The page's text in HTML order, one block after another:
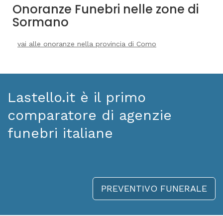
Onoranze Funebri nelle zone di
Sormano
vai alle onoranze nella provincia di Como
Lastello.it è il primo
comparatore di agenzie
funebri italiane
PREVENTIVO FUNERALE